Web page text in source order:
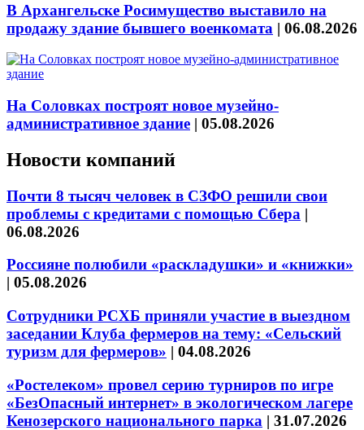
В Архангельске Росимущество выставило на
продажу здание бывшего военкомата | 06.08.2026
На Соловках построят новое музейно-
административное здание | 05.08.2026
Новости компаний
Почти 8 тысяч человек в СЗФО решили свои
проблемы с кредитами с помощью Сбера |
06.08.2026
Россияне полюбили «раскладушки» и «книжки»
| 05.08.2026
Сотрудники РСХБ приняли участие в выездном
заседании Клуба фермеров на тему: «Сельский
туризм для фермеров» | 04.08.2026
«Ростелеком» провел серию турниров по игре
«БезОпасный интернет» в экологическом лагере
Кенозерского национального парка | 31.07.2026